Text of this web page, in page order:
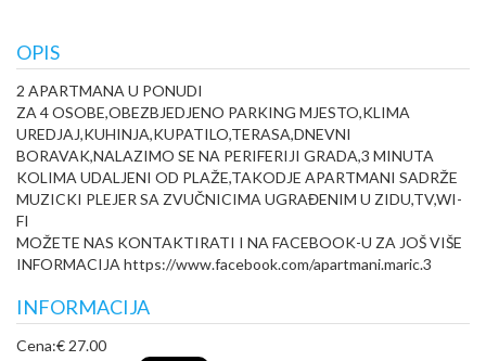
OPIS
2 APARTMANA U PONUDI
ZA 4 OSOBE,OBEZBJEDJENO PARKING MJESTO,KLIMA
UREDJAJ,KUHINJA,KUPATILO,TERASA,DNEVNI
BORAVAK,NALAZIMO SE NA PERIFERIJI GRADA,3 MINUTA
KOLIMA UDALJENI OD PLAŽE,TAKODJE APARTMANI SADRŽE
MUZICKI PLEJER SA ZVUČNICIMA UGRAĐENIM U ZIDU,TV,WI-
FI
MOŽETE NAS KONTAKTIRATI I NA FACEBOOK-U ZA JOŠ VIŠE
INFORMACIJA https://www.facebook.com/apartmani.maric.3
INFORMACIJA
Cena:€ 27.00